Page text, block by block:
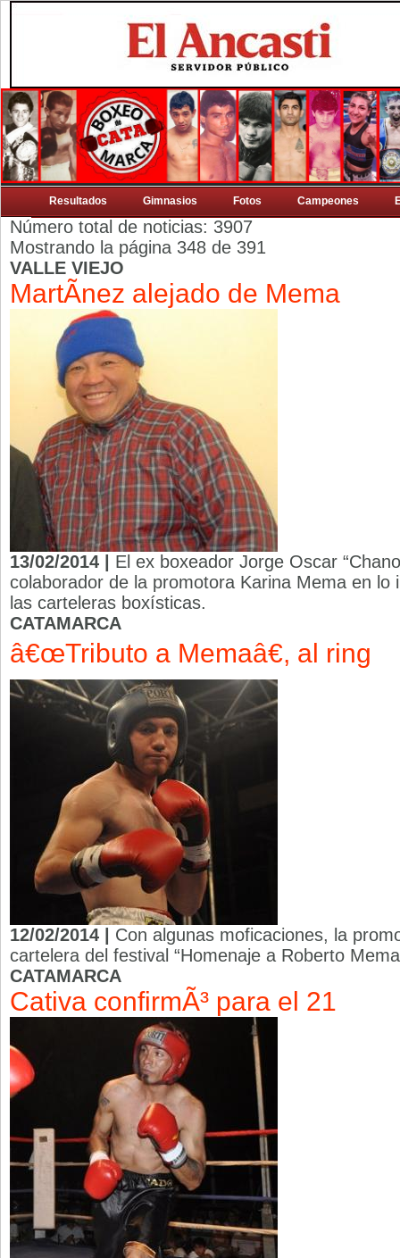
Resultados Gimnasios Fotos Campeones
Número total de noticias: 3907
Mostrando la página 348 de 391
VALLE VIEJO
MartÃ­nez alejado de Mema
13/02/2014 | El ex boxeador Jorge Oscar
colaborador de la promotora Karina Mema en lo
las carteleras boxísticas.
CATAMARCA
â€œTributo a Memaâ€, al ring
12/02/2014 | Con algunas moficaciones, la
cartelera del festival “Homenaje a Roberto
CATAMARCA
Cativa confirmÃ³ para el 21